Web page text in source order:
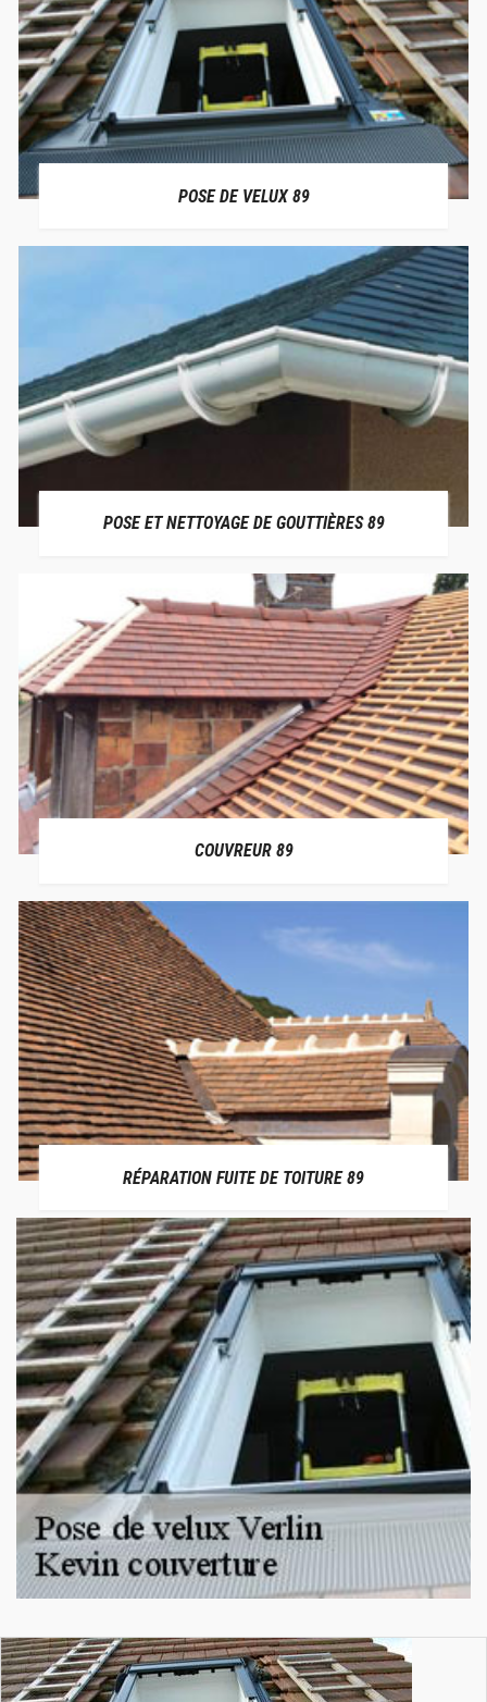
POSE DE VELUX 89
POSE ET NETTOYAGE DE GOUTTIÈRES 89
COUVREUR 89
RÉPARATION FUITE DE TOITURE 89